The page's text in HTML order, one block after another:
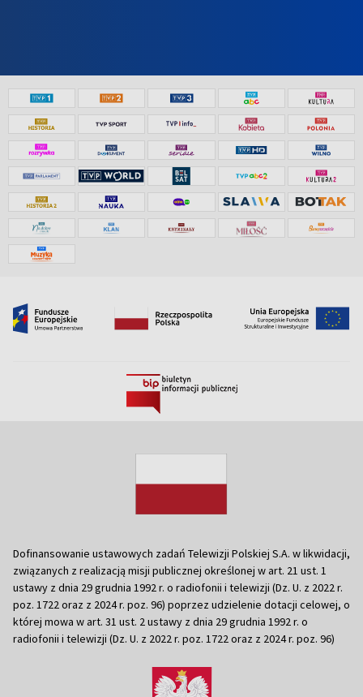
Dofinansowanie ustawowych zadań Telewizji Polskiej S.A. w likwidacji,
związanych z realizacją misji publicznej określonej w art. 21 ust. 1
ustawy z dnia 29 grudnia 1992 r. o radiofonii i telewizji (Dz. U. z 2022 r.
poz. 1722 oraz z 2024 r. poz. 96) poprzez udzielenie dotacji celowej, o
której mowa w art. 31 ust. 2 ustawy z dnia 29 grudnia 1992 r. o
radiofonii i telewizji (Dz. U. z 2022 r. poz. 1722 oraz z 2024 r. poz. 96)